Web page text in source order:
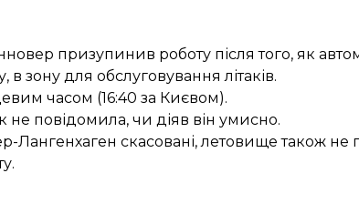
призупинив роботу після того, як
в зону для обслуговування літаків.
часом (16:40 за Києвом).
не повідомила, чи діяв він умисно.
Лангенхаген скасовані, летовище також не